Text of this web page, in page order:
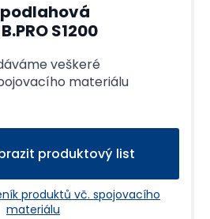
S1200
veškeré
materiálu
produktový list
produktů vč. spojovacího
materiálu